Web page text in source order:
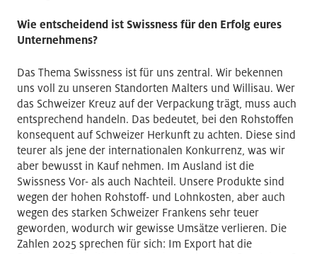
Wie entscheidend ist Swissness für den Erfolg eures
Unternehmens?
Das Thema Swissness ist für uns zentral. Wir bekennen
uns voll zu unseren Standorten Malters und Willisau. Wer
das Schweizer Kreuz auf der Verpackung trägt, muss auch
entsprechend handeln. Das bedeutet, bei den Rohstoffen
konsequent auf Schweizer Herkunft zu achten. Diese sind
teurer als jene der internationalen Konkurrenz, was wir
aber bewusst in Kauf nehmen. Im Ausland ist die
Swissness Vor- als auch Nachteil. Unsere Produkte sind
wegen der hohen Rohstoff- und Lohnkosten, aber auch
wegen des starken Schweizer Frankens sehr teuer
geworden, wodurch wir gewisse Umsätze verlieren. Die
Zahlen 2025 sprechen für sich: Im Export hat die